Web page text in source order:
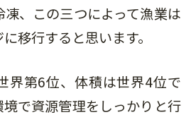
、この三つによって漁業は
移行すると思います。
界第6位、体積は世界4位で
で資源管理をしっかりと行